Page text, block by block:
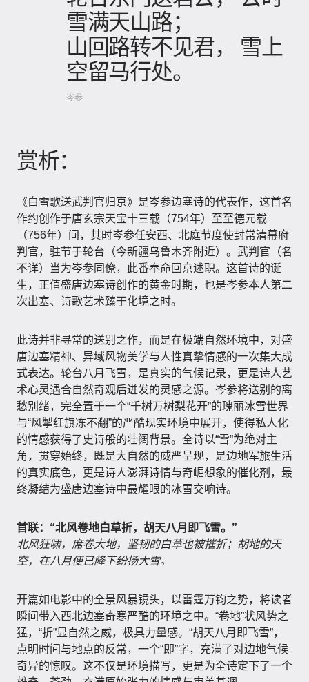
雪满天山路；
山回路转不见君， 雪上
空留马行处。
岑参
赏析：
《白雪歌送武判官归京》是岑参边塞诗的代表作，这首名
作约创作于唐玄宗天宝十三载（754年）至至德元载
（756年）间，其时岑参任安西、北庭节度使封常清幕府
判官，驻节于轮台（今新疆乌鲁木齐附近）。武判官（名
不详）当为岑参同僚，此番奉命回京述职。这首诗的诞
生，正值盛唐边塞诗创作的黄金时期，也是岑参本人第二
次出塞、诗歌艺术臻于化境之时。
此诗并非寻常的送别之作，而是在极端自然环境中，对盛
唐边塞精神、异域风物美学与人性真挚情感的一次集大成
式表达。轮台八月飞雪，是真实的气候记录，更是诗人艺
术心灵遇合自然奇观后迸发的灵感之源。岑参将送别的离
愁别绪，完全置于一个“千树万树梨花开”的瑰丽冰雪世界
与“风掣红旗冻不翻”的严酷现实环境中展开，使得私人化
的情感获得了史诗般的壮阔背景。全诗以“雪”为绝对主
角，贯穿始终，既是大自然的威严呈现，是边地军旅生活
的真实底色，更是诗人澎湃诗情与奇崛想象的催化剂，最
终凝结为盛唐边塞诗中最耀眼的冰雪交响诗。
首联：“北风卷地白草折，胡天八月即飞雪。”
北风狂啸，席卷大地，坚韧的白草也被摧折；胡地的天
空，在八月便已降下纷扬大雪。
开篇如电影中的全景风暴镜头，以雷霆万钧之势，将读者
瞬间带入西北边塞奇寒严酷的环境之中。“卷地”状风势之
猛，“折”显自然之威，极具力量感。“胡天八月即飞雪”，
点明时间与地点的反常，一个“即”字，充满了对边地气候
奇异的惊叹。这不仅是环境描写，更是为全诗定下了一个